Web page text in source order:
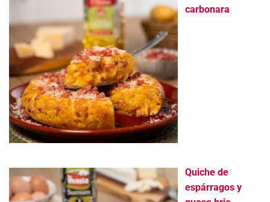
carbonara
Quiche de
espárragos y